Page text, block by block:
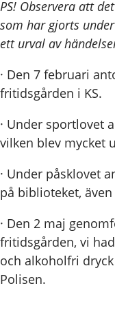
PS! Observera att
som har gjorts
ett urval av
· Den 7 februari
fritidsgården i KS.
· Under sportlovet
vilken blev mycket
· Under påsklovet
på biblioteket,
· Den 2 maj
fritidsgården, vi
och alkoholfri
Polisen.